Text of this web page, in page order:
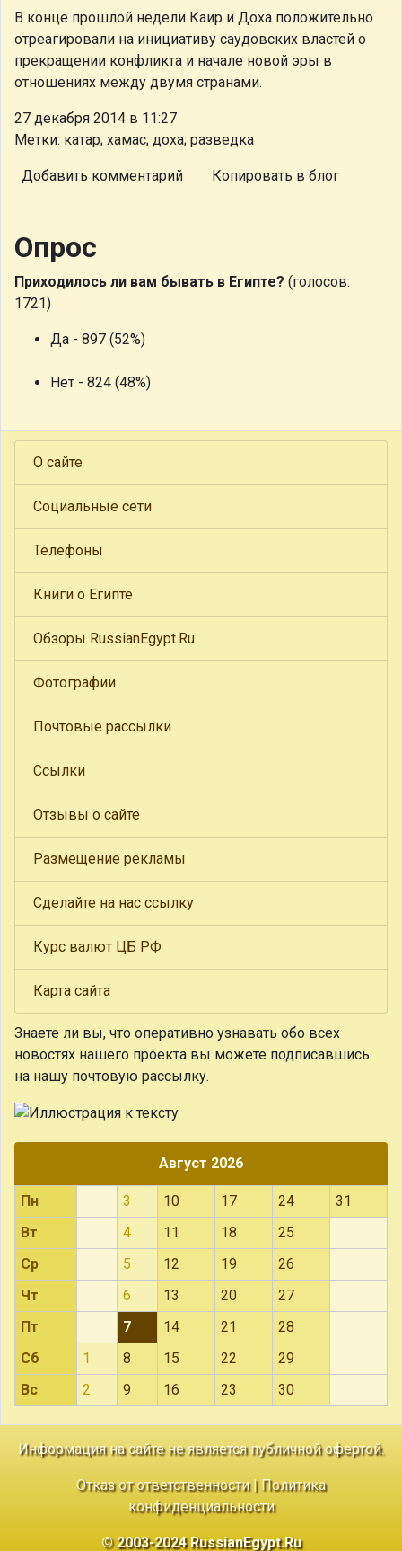
В конце прошлой недели Каир и Доха положительно
отреагировали на инициативу саудовских властей о
прекращении конфликта и начале новой эры в
отношениях между двумя странами.
27 декабря 2014 в 11:27
Метки: катар; хамас; доха; разведка
Добавить комментарий Копировать в блог
Опрос
Приходилось ли вам бывать в Египте? (голосов:
1721)
Да - 897 (52%)
Нет - 824 (48%)
О сайте
Социальные сети
Телефоны
Книги о Египте
Обзоры RussianEgypt.Ru
Фотографии
Почтовые рассылки
Ссылки
Отзывы о сайте
Размещение рекламы
Сделайте на нас ссылку
Курс валют ЦБ РФ
Карта сайта
Знаете ли вы, что оперативно узнавать обо всех
новостях нашего проекта вы можете подписавшись
на нашу почтовую рассылку.
Август 2026
Пн 3 10 17 24
31
Вт
4 11 18
25
Ср
5 12 19
26
Чт
6 13 20
27
Пт
7 14 21
28
Сб
1 8 15 22
29
Вс
2 9 16 23 30
Информация на сайте не является публичной офертой.
Отказ от ответственности| Политика
конфиденциальности
© 2003-2024 RussianEgypt.Ru